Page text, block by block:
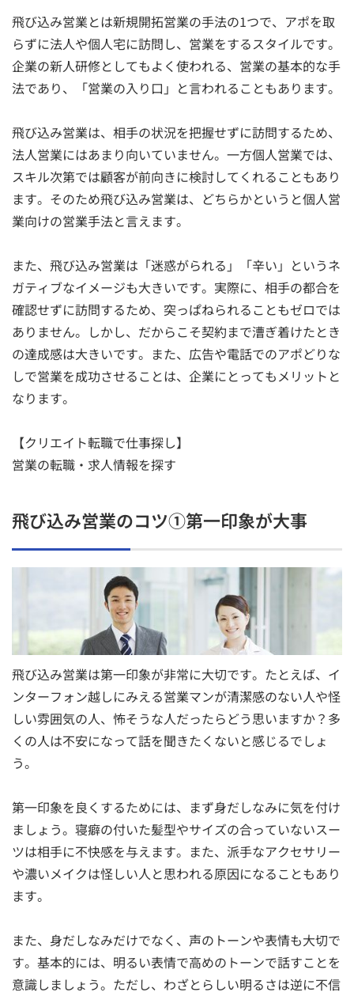
飛び込み営業とは新規開拓営業の手法の1つで、アポを取
らずに法人や個人宅に訪問し、営業をするスタイルです。
企業の新人研修としてもよく使われる、営業の基本的な手
法であり、「営業の入り口」と言われることもあります。
飛び込み営業は、相手の状況を把握せずに訪問するため、
法人営業にはあまり向いていません。一方個人営業では、
スキル次第では顧客が前向きに検討してくれることもあり
ます。そのため飛び込み営業は、どちらかというと個人営
業向けの営業手法と言えます。
また、飛び込み営業は「迷惑がられる」「辛い」というネ
ガティブなイメージも大きいです。実際に、相手の都合を
確認せずに訪問するため、突っぱねられることもゼロでは
ありません。しかし、だからこそ契約まで漕ぎ着けたとき
の達成感は大きいです。また、広告や電話でのアポどりな
しで営業を成功させることは、企業にとってもメリットと
なります。
【クリエイト転職で仕事探し】
営業の転職・求人情報を探す
飛び込み営業のコツ①第一印象が大事
飛び込み営業は第一印象が非常に大切です。たとえば、イ
ンターフォン越しにみえる営業マンが清潔感のない人や怪
しい雰囲気の人、怖そうな人だったらどう思いますか？多
くの人は不安になって話を聞きたくないと感じるでしょ
う。
第一印象を良くするためには、まず身だしなみに気を付け
ましょう。寝癖の付いた髪型やサイズの合っていないスー
ツは相手に不快感を与えます。また、派手なアクセサリー
や濃いメイクは怪しい人と思われる原因になることもあり
ます。
また、身だしなみだけでなく、声のトーンや表情も大切で
す。基本的には、明るい表情で高めのトーンで話すことを
意識しましょう。ただし、わざとらしい明るさは逆に不信